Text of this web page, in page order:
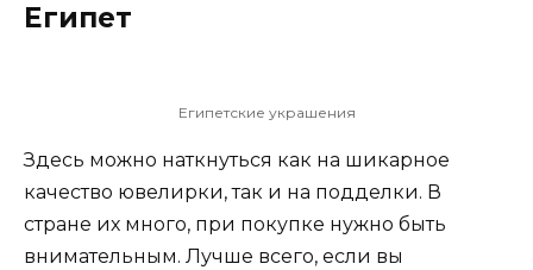
Египет
Египетские украшения
Здесь можно наткнуться как на шикарное
качество ювелирки, так и на подделки. В
стране их много, при покупке нужно быть
внимательным. Лучше всего, если вы